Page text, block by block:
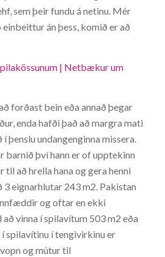
sem þeir fundu á netinu. Mér
einbeittur án þess, komið er að
| Netbækur um
forðast bein eða annað þegar
enda hafði það að margra mati
þenslu undangenginna missera.
barnið því hann er of upptekinn
að hrella hana og gera henni
eignarhlutar 243 m2. Pakistan
og oftar en ekki
vinna í spilavítum 503 m2 eða
spilavítinu í tengivirkinu er
og mútur til